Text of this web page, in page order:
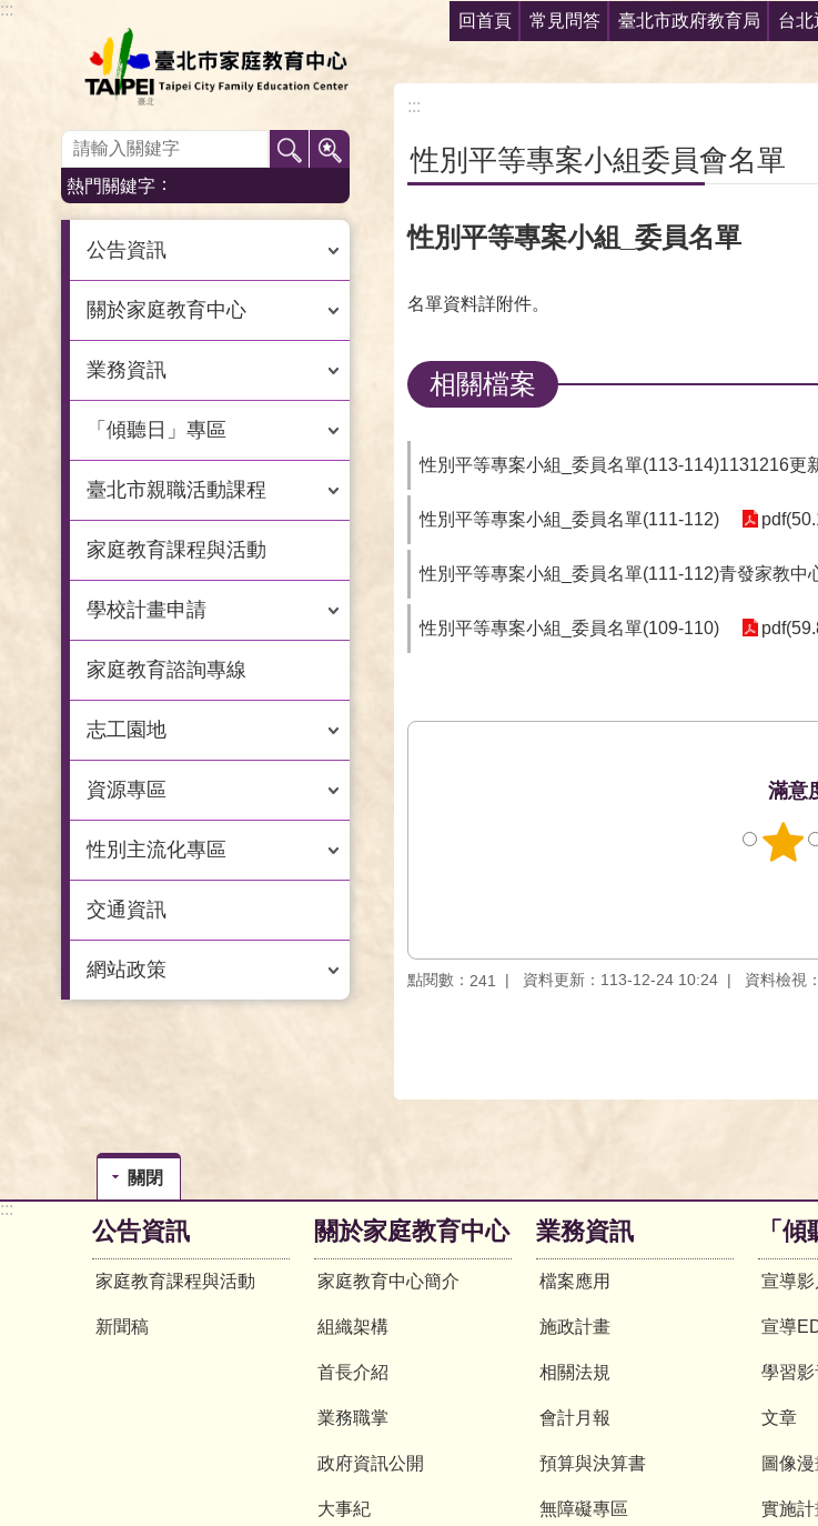
跳到主要內容區塊
:::
回首頁 常見問答 臺北市政府教育局 台北
:::
熱門關鍵字
公告資訊
關於家庭教育中心
業務資訊
「傾聽日」專區
臺北市親職活動課程
家庭教育課程與活動
學校計畫申請
家庭教育諮詢專線
志工園地
資源專區
性別主流化專區
交通資訊
網站政策
:::
性別平等專案小組委員會名單
性別平等專案小組_委員名單
名單資料詳附件。
相關檔案
性別平等專案小組_委員名單(113-114)1131216更
性別平等專案小組_委員名單(111-112)
性別平等專案小組_委員名單(111-112)青發家教中
性別平等專案小組_委員名單(109-110)
滿意
點閱數： 241 資料更新：113-12-24 10:24 資料檢視
關閉
:::
公告資訊
家庭教育課程與活動
新聞稿
關於家庭教育中心
家庭教育中心簡介
組織架構
首長介紹
業務職掌
政府資訊公開
大事紀
業務資訊
檔案應用
施政計畫
相關法規
會計月報
預算與決算書
無障礙專區
「
宣導影
宣導
學習影
文章
圖像
實施計